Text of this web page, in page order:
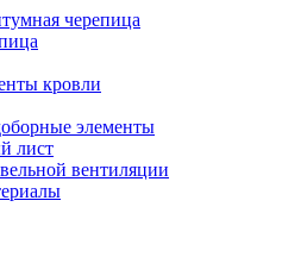
черепица
кровли
элементы
лист
вентиляции